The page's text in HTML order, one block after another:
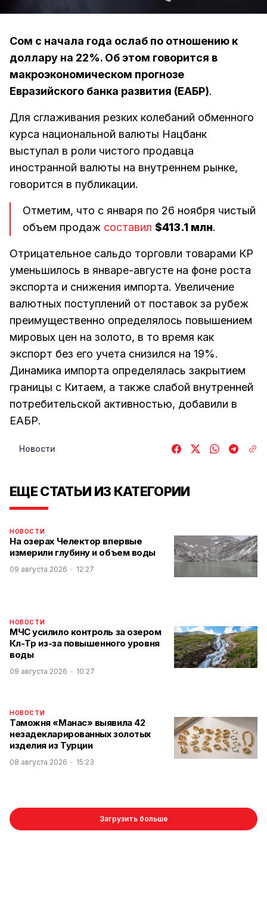
Сом с начала года ослаб по отношению к
доллару на 22%. Об этом говорится в
макроэкономическом прогнозе
Евразийского банка развития (ЕАБР).
Для сглаживания резких колебаний обменного
курса национальной валюты Нацбанк
выступал в роли чистого продавца
иностранной валюты на внутреннем рынке,
говорится в публикации.
Отметим, что с января по 26 ноября чистый
объем продаж составил $413.1 млн.
Отрицательное сальдо торговли товарами КР
уменьшилось в январе-августе на фоне роста
экспорта и снижения импорта. Увеличение
валютных поступлений от поставок за рубеж
преимущественно определялось повышением
мировых цен на золото, в то время как
экспорт без его учета снизился на 19%.
Динамика импорта определялась закрытием
границы с Китаем, а также слабой внутренней
потребительской активностью, добавили в
ЕАБР.
Новости
ЕЩЕ СТАТЬИ ИЗ КАТЕГОРИИ
НОВОСТИ
На озерах Челектор впервые
измерили глубину и объем воды
09 августа 2026 12:27
НОВОСТИ
МЧС усилило контроль за озером
Көл-Төр из-за повышенного уровня
воды
09 августа 2026 10:27
НОВОСТИ
Таможня «Манас» выявила 42
незадекларированных золотых
изделия из Турции
08 августа 2026 15:23
Загрузить больше